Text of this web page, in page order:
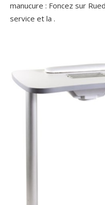
manucure : Foncez sur
service et la .